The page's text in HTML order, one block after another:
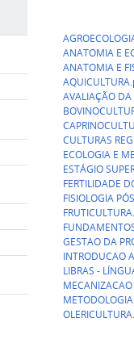
ANATOMIA E
ANATOMIA E
AVALIAÇÃO
CULTURAS
ECOLOGIA E
ESTÁGIO
FERTILIDADE
FISIOLOGIA
GESTAO DA
INTRODUCAO
LIBRAS -